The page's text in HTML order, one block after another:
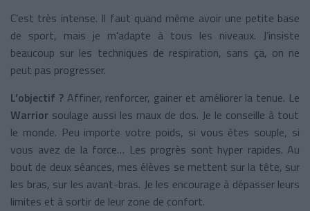
C’est très intense. Il faut quand même avoir une petite base
de sport, mais je m’adapte à tous les niveaux. J’insiste
beaucoup sur les techniques de respiration, sans ça, on ne
peut pas progresser.
L’objectif ?Affiner, renforcer, gainer et améliorer la tenue. Le
Warrior soulage aussi les maux de dos. Je le conseille à tout
le monde. Peu importe votre poids, si vous êtes souple, si
vous avez de la force… Les progrès sont hyper rapides. Au
bout de deux séances, mes élèves se mettent sur la tête, sur
les bras, sur les avant-bras. Je les encourage à dépasser leurs
limites et à sortir de leur zone de confort.